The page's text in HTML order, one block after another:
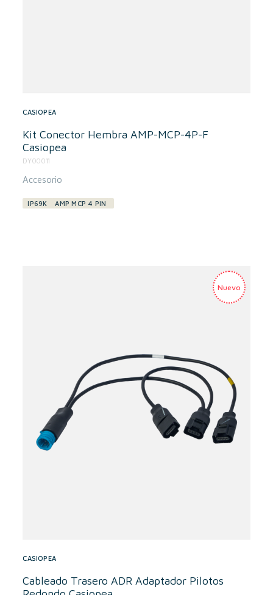
CASIOPEA
Kit Conector Hembra AMP-MCP-4P-F
Casiopea
DY00011
Accesorio
IP69K AMP MCP 4 PIN
CASIOPEA
Cableado Trasero ADR Adaptador Pilotos